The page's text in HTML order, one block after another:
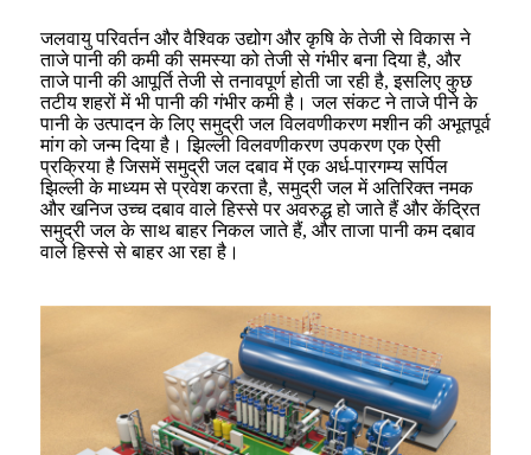
जलवायु परिवर्तन और वैश्विक उद्योग और कृषि के तेजी से विकास ने
ताजे पानी की कमी की समस्या को तेजी से गंभीर बना दिया है, और
ताजे पानी की आपूर्ति तेजी से तनावपूर्ण होती जा रही है, इसलिए कुछ
तटीय शहरों में भी पानी की गंभीर कमी है। जल संकट ने ताजे पीने के
पानी के उत्पादन के लिए समुद्री जल विलवणीकरण मशीन की अभूतपूर्व
मांग को जन्म दिया है। झिल्ली विलवणीकरण उपकरण एक ऐसी
प्रक्रिया है जिसमें समुद्री जल दबाव में एक अर्ध-पारगम्य सर्पिल
झिल्ली के माध्यम से प्रवेश करता है, समुद्री जल में अतिरिक्त नमक
और खनिज उच्च दबाव वाले हिस्से पर अवरुद्ध हो जाते हैं और केंद्रित
समुद्री जल के साथ बाहर निकल जाते हैं, और ताजा पानी कम दबाव
वाले हिस्से से बाहर आ रहा है।